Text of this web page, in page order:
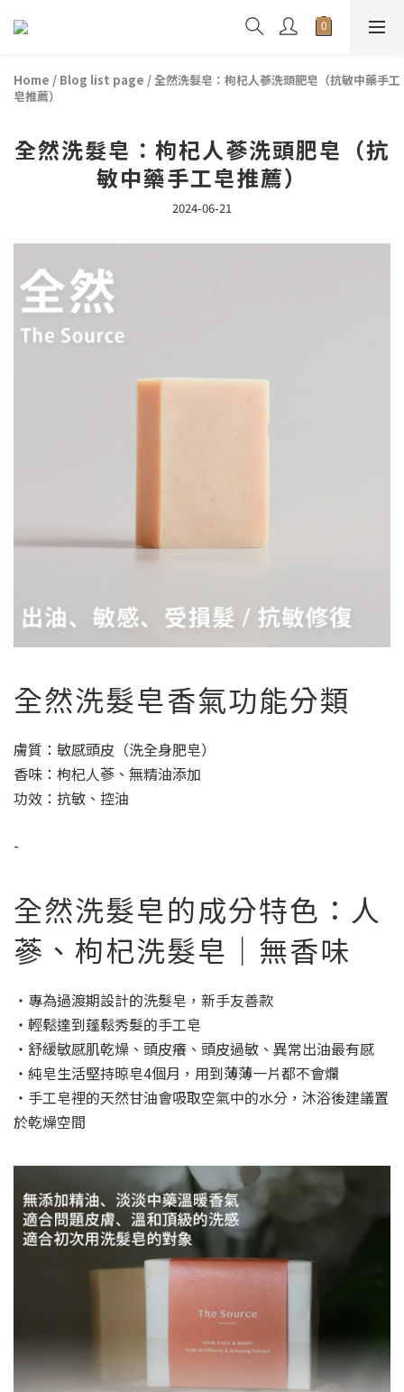
Home / Blog list page /全然洗髮皂：枸杞人蔘洗頭肥皂（抗敏中藥手工
皂推薦）
全然洗髮皂：枸杞人蔘洗頭肥皂（抗
敏中藥手工皂推薦）
2024-06-21
全然洗髮皂香氣功能分類
膚質：敏感頭皮（洗全身肥皂）
香味：枸杞人蔘、無精油添加
功效：抗敏、控油
-
全然洗髮皂的成分特色：人
蔘、枸杞洗髮皂｜無香味
‧專為過渡期設計的洗髮皂，新手友善款
‧輕鬆達到蓬鬆秀髮的手工皂
‧舒緩敏感肌乾燥、頭皮癢、頭皮過敏、異常出油最有感
‧純皂生活堅持晾皂4個月，用到薄薄一片都不會爛
‧手工皂裡的天然甘油會吸取空氣中的水分，沐浴後建議置
於乾燥空間